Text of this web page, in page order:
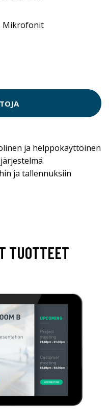
Mikrofonit
ja helppokäyttöinen
ja tallennuksiin
TUOTTEET